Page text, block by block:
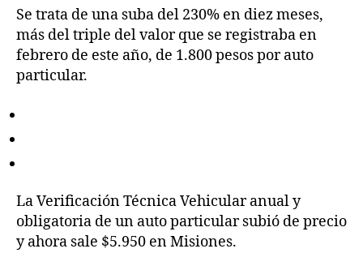
Se trata de una suba del 230% en diez meses,
más del triple del valor que se registraba en
febrero de este año, de 1.800 pesos por auto
particular.
La Verificación Técnica Vehicular anual y
obligatoria de un auto particular subió de precio
y ahora sale $5.950 en Misiones.